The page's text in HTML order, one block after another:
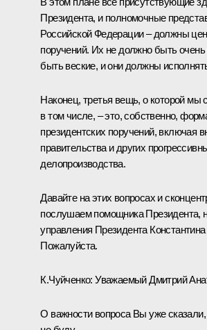
Президента, и полномочные
Российской Федерации – должны
поручений. Их не должно быть
быть веские, и они должны
Наконец, третья вещь, о которой мы
в том числе, – это, собственно,
президентских поручений, включая
правительства и других
делопроизводства.
Давайте на этих вопросах и
послушаем помощника Президента,
управления Президента
Пожалуйста.
К.Чуйченко: Уважаемый Дмитрий
О важности вопроса Вы уже сказали,